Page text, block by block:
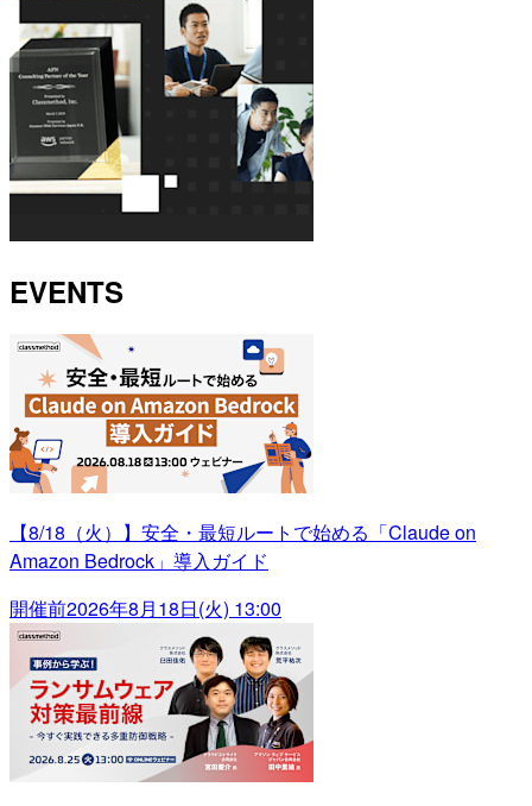
EVENTS
【8/18（火）】安全・最短ルートで始める「Claude on
Amazon Bedrock」導入ガイド
開催前2026年8月18日(火) 13:00